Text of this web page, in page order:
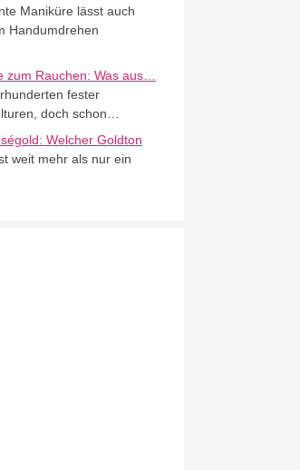
Maniküre lässt auch
Handumdrehen
zum Rauchen: Was aus…
fester
doch schon…
Welcher Goldton
weit mehr als nur ein